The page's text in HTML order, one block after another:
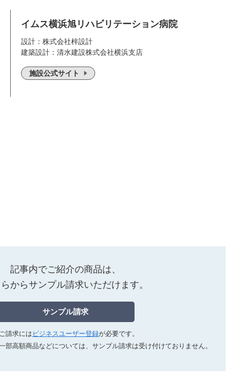
イムス横浜旭リハビリテーション病院
設計：株式会社梓設計
建築設計：清水建設株式会社横浜支店
施設公式サイト
記事内でご紹介の商品は、
からサンプル請求いただけます。
サンプル請求
請求にはビジネスユーザー登録が必要です。
部高額商品などについては、サンプル請求は受け付けておりません。